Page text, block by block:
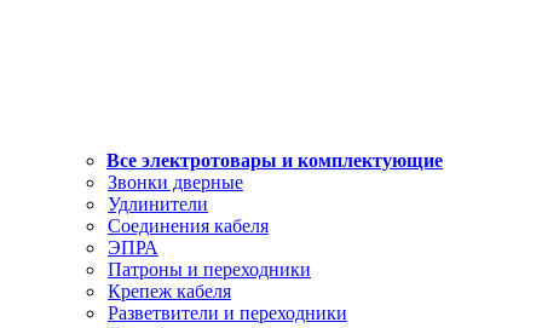
Все электротовары и комплектующие
Звонки дверные
Удлинители
Соединения кабеля
ЭПРА
Патроны и переходники
Крепеж кабеля
Разветвители и переходники